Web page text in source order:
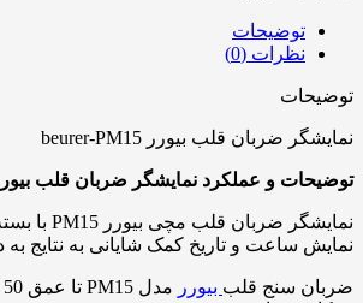
توضیحات
نظرات (0)
توضیحات
نمایشگر ضربان قلب بیورر beurer-PM15
توضیحات و عملکرد نمایشگر ضربان قلب
نمایش ساعت و تاریخ کمک شایانی به نتایج
ضربان سنج قلب بیورر